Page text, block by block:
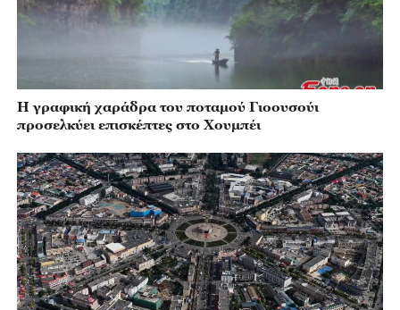
Η γραφική χαράδρα του ποταμού Γιοουσούι
προσελκύει επισκέπτες στο Χουμπέι